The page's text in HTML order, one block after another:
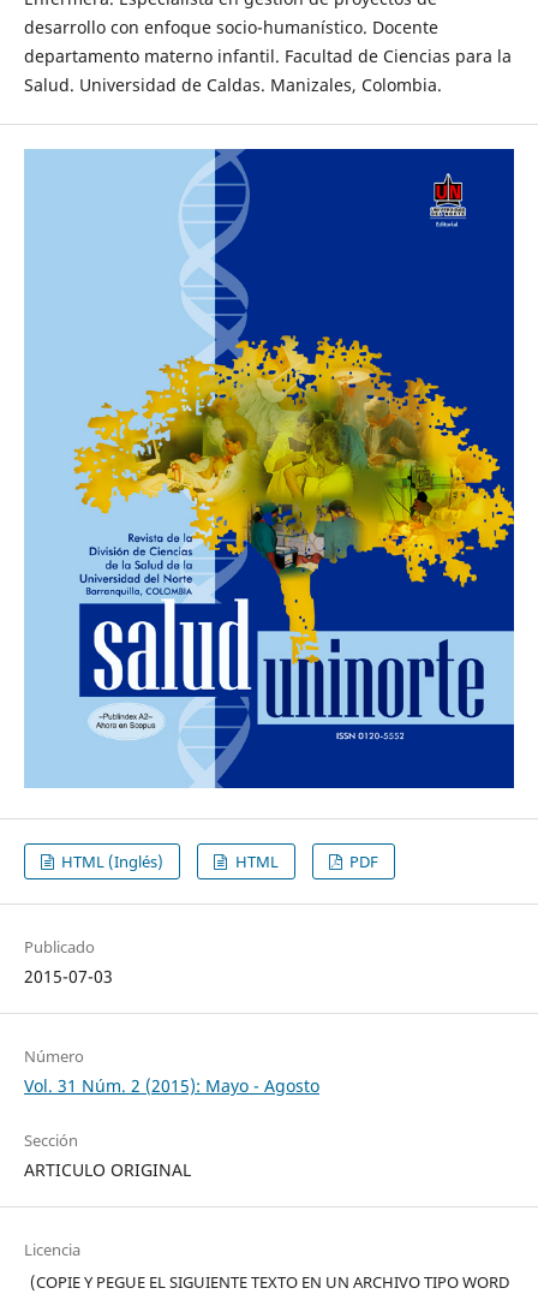
desarrollo con enfoque socio-humanístico. Docente
departamento materno infantil. Facultad de Ciencias para la
Salud. Universidad de Caldas. Manizales, Colombia.
HTML (Inglés) HTML PDF
Publicado
2015-07-03
Número
Vol. 31 Núm. 2 (2015): Mayo - Agosto
Sección
ARTICULO ORIGINAL
Licencia
(COPIE Y PEGUE EL SIGUIENTE TEXTO EN UN ARCHIVO TIPO WORD